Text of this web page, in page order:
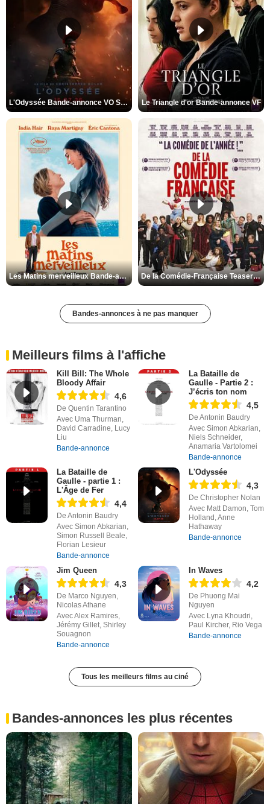
L'Odyssée Bande-annonce VO STFR Le Triangle d'or Bande-annonce VF
Les Matins merveilleux Bande-annonce VF De la Comédie-Française Teaser VF
Bandes-annonces à ne pas manquer
Meilleurs films à l'affiche
Kill Bill: The Whole
Bloody Affair
4,6
De Quentin Tarantino
Avec Uma Thurman,
David Carradine, Lucy
Liu
Bande-annonce
La Bataille de
Gaulle - Partie 2 :
J’écris ton nom
4,5
De Antonin Baudry
Avec Simon Abkarian,
Niels Schneider,
Anamaria Vartolomei
Bande-annonce
La Bataille de
Gaulle - partie 1 :
L'Âge de Fer
4,4
De Antonin Baudry
Avec Simon Abkarian,
Simon Russell Beale,
Florian Lesieur
Bande-annonce
L'Odyssée
4,3
De Christopher Nolan
Avec Matt Damon, Tom
Holland, Anne
Hathaway
Bande-annonce
Jim Queen
4,3
De Marco Nguyen,
Nicolas Athane
Avec Alex Ramires,
Jérémy Gillet, Shirley
Souagnon
Bande-annonce
In Waves
4,2
De Phuong Mai
Nguyen
Avec Lyna Khoudri,
Paul Kircher, Rio Vega
Bande-annonce
Tous les meilleurs films au ciné
Bandes-annonces les plus récentes